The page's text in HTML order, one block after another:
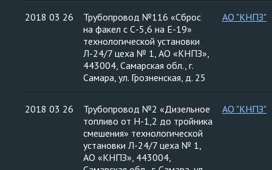
2018 03 26
Трубопровод №116 «Сброс
на факел с С-5,6 на Е-19»
технологической установки
Л-24/7 цеха № 1, АО «КНПЗ»,
443004, Самарская обл., г.
Самара, ул. Грозненская, д. 25
АО "КНПЗ"
2018 03 26
Трубопровод №2 «Дизельное
топливо от Н-1,2 до тройника
смешения» технологической
установки Л-24/7 цеха № 1,
АО «КНПЗ», 443004,
АО "КНПЗ"